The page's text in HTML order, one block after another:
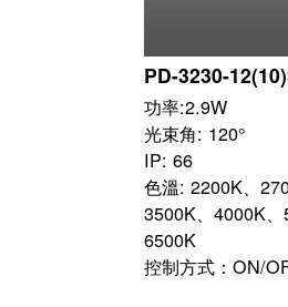
PD-3230-
功率:2.9W
光束角: 120°
IP: 66
色溫: 2200K、
3500K、4000K、
6500K
控制方式：ON/